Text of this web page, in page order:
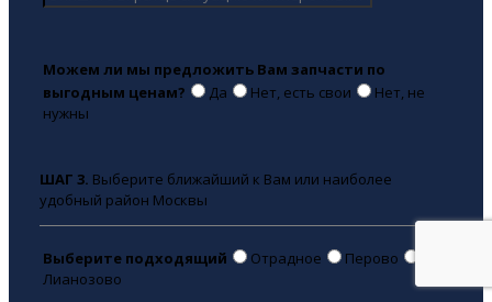
Можем ли мы предложить Вам запчасти по
выгодным ценам?
Да Нет, есть свои
Нет, не
нужны
ШАГ 3. Выберите ближайший к Вам или наиболее
удобный район Москвы
Выберите подходящий Отрадное
Перово
Лианозово